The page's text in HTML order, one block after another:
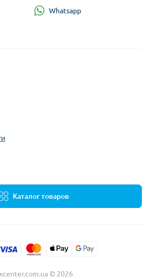
Каталог товаров
Whatsapp
© 2026